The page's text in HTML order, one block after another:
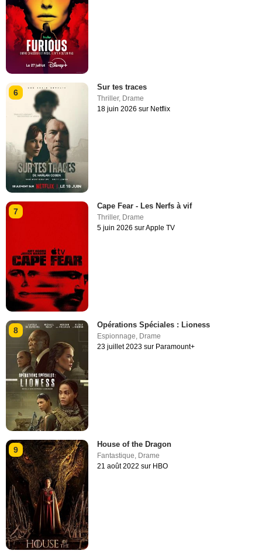
6
Sur tes traces
Thriller, Drame
18 juin 2026 sur Netflix
7
Cape Fear - Les Nerfs à vif
Thriller, Drame
5 juin 2026 sur Apple TV
8
Opérations Spéciales : Lioness
Espionnage, Drame
23 juillet 2023 sur Paramount+
9
House of the Dragon
Fantastique Drame
21 août 2022 sur HBO